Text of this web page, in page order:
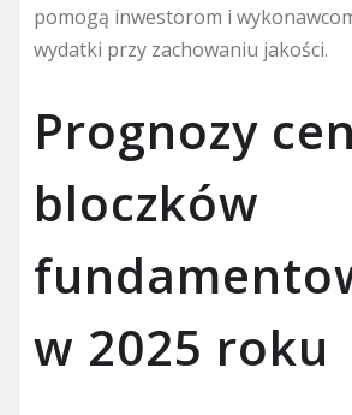
pomogą inwestorom i
wydatki przy zachowaniu jakości.
Prognozy cen
bloczków
w 2025 roku